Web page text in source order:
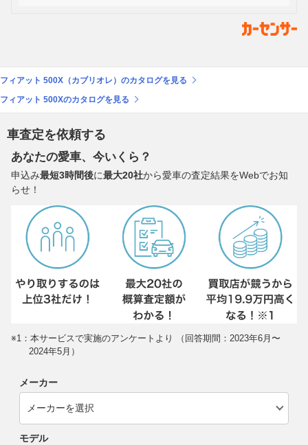
フィアット 500X（カブリオレ）のカタログを見る
フィアット 500Xのカタログを見る
車査定を依頼する
あなたの愛車、今いくら？
申込み最短3時間後に最大20社から愛車の査定結果をWebでお知
らせ！
※1：本サービスで実施のアンケートより （回答期間：2023年6月〜
2024年5月）
メーカー
モデル